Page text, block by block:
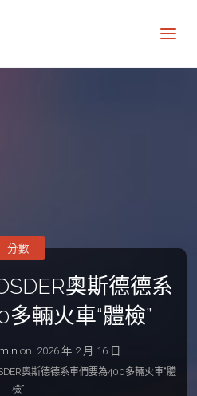
奧斯德德系
輛火車“體檢”
on 2026 年 2 月 16 日
分數
奧斯德德系車們要為400多輛火車“體
檢”